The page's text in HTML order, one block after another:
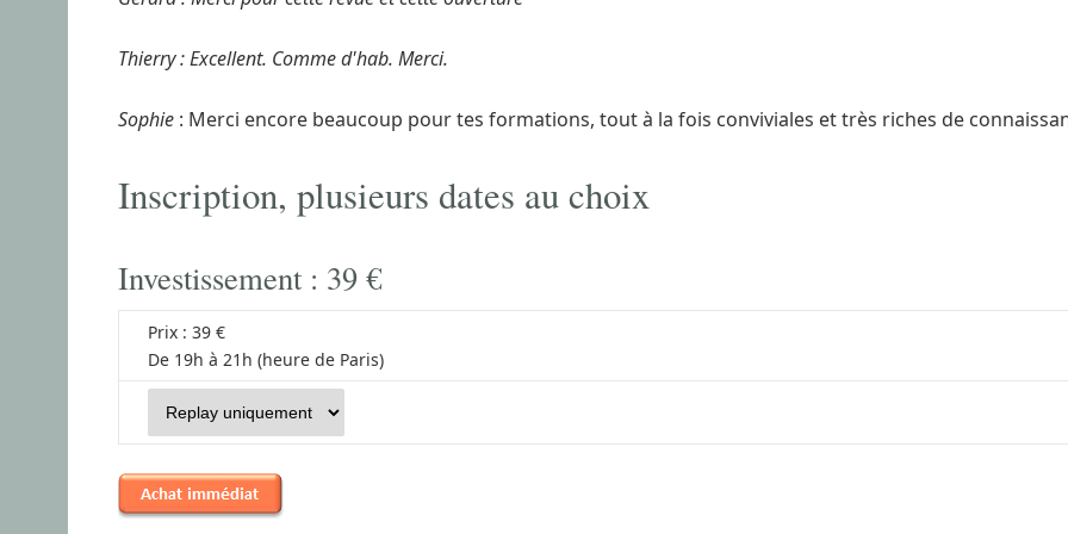
Thierry : Excellent. Comme d'hab. Merci.
Sophie : Merci encore beaucoup pour tes formations, tout à la fois conviviales et très riches de
Inscription, plusieurs dates au choix
Investissement : 39 €
Prix : 39 €
De 19h à 21h (heure de Paris)